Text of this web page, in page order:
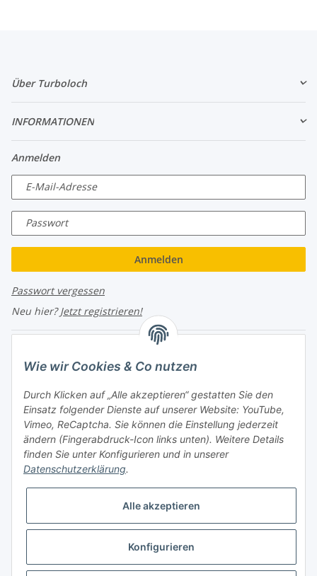
Über Turboloch
INFORMATIONEN
Anmelden
E-Mail-Adresse
Passwort
Anmelden
Passwort vergessen
Neu hier?Jetzt registrieren!
Hauptplatz 4
2870 Aspang
eMail: info@turboloch.at
Tel: +43 (0)660/1314150
Di - Fr 9-17 Uhr / Fr 9-12 Uhr
Achtung keine Abholung mehr möglich!!!
Wie wir Cookies & Co nutzen
Durch Klicken auf „Alle akzeptieren“ gestatten Sie den
Einsatz folgender Dienste auf unserer Website: YouTube,
Vimeo, ReCaptcha. Sie können die Einstellung jederzeit
ändern (Fingerabdruck-Icon links unten). Weitere Details
finden Sie unterKonfigurieren und in unserer
Datenschutzerklärung.
Alle akzeptieren
Konfigurieren